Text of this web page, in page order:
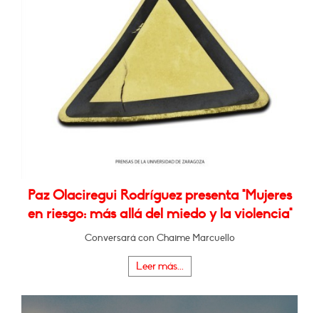
Paz Olaciregui Rodríguez presenta "Mujeres
en riesgo: más allá del miedo y la violencia"
Conversará con Chaime Marcuello
Leer más...